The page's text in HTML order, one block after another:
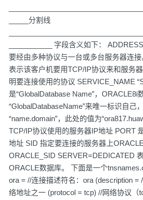
_____分割线
___________ 字段含义如下：
要经由多种协议与一台或多台服务器连
表示该客户机要用TCP/IP协议来和服务
明要连接使用的协议 SERVICE_NAME
是“GlobalDatabase Name”，ORACLE8i
“GlobalDatabaseName”来唯一标识自己
“name.domain”，此处的值为
TCP/IP协议使用的服务器IP地址 PORT
地址 SID 指定要连接的服务器上
ORACLE_SID SERVER=DEDICATED
ORACLE数据库。 下面是一个
ora = //连接描述符名：ora (description =
络地址之一 (protocol = tcp) //网络协议（